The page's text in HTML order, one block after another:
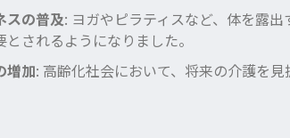
スの普及: ヨガやピラティスなど、体を露
とされるようになりました。
増加: 高齢化社会において、将来の介護を